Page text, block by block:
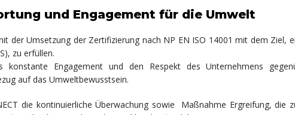
und Engagement für die Umwelt
der Umsetzung der Zertifizierung nach NP EN ISO 14001 mit dem
zu erfüllen.
konstante Engagement und den Respekt des Unternehmens
auf das Umweltbewusstsein.
die kontinuierliche Überwachung sowie Maßnahme Ergreifung, die